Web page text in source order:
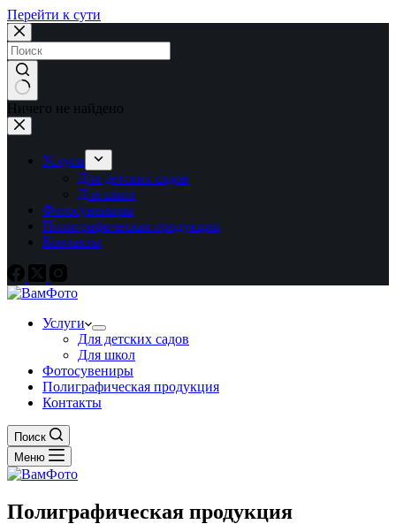
Перейти к сути
Ничего не найдено
Услуги
Для детских садов
Для школ
Фотосувениры
Полиграфическая продукция
Контакты
Услуги
Для детских садов
Для школ
Фотосувениры
Полиграфическая продукция
Контакты
Поиск
Меню
Полиграфическая продукция